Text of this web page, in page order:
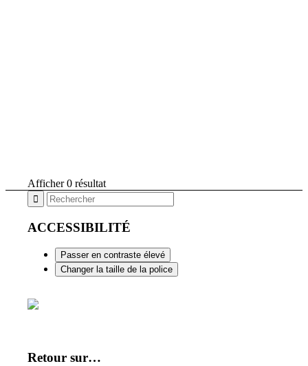
Afficher 0 résultat
ACCESSIBILITÉ
Passer en contraste élevé
Changer la taille de la police
Retour sur…